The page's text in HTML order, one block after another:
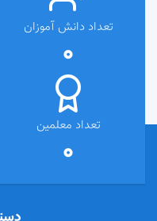
تعداد دانش آموزان
0
تعداد معلمین
0